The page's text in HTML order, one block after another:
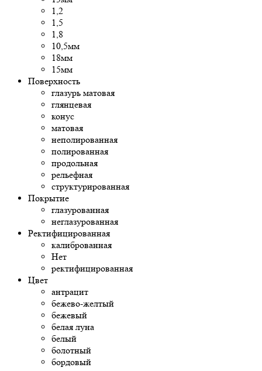
1,2
1,5
1,8
10,5мм
18мм
15мм
Поверхность
глазурь матовая
глянцевая
конус
матовая
неполированная
полированная
продольная
рельефная
структурированная
Покрытие
глазурованная
неглазурованная
Ректифицированная
калиброванная
Нет
ректифицированная
Цвет
антрацит
бежево-желтый
бежевый
белая луна
белый
болотный
бордовый